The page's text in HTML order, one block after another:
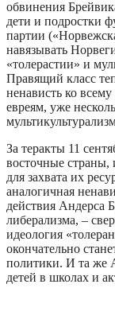
обвинения
дети и подростки
партии
навязывать
«толерастии» и
Правящий класс
ненависть ко
евреям, уже
За теракты 11
восточные страны,
для захвата их
аналогичная
действия Андерса
либерализма, –
идеология
окончательно
политики. И та же
детей в школах и